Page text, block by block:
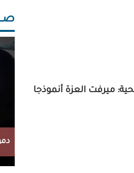
ميرفت العزة أنموذجا